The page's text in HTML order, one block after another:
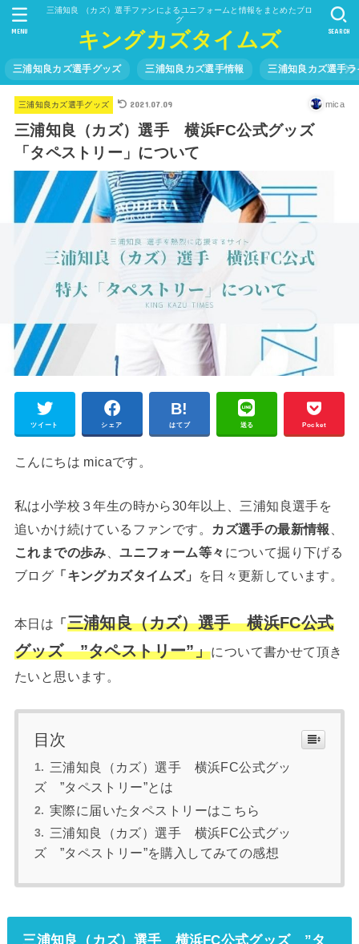
三浦知良 （カズ）選手ファンによるユニフォームと情報をまとめたブロ
グ
キングカズタイムズ
三浦知良カズ選手グッズ 三浦知良カズ選手情報 三浦知良カズ選手
SEARCH
MENU
三浦知良カズ選手グッズ 2021.07.09 mica
三浦知良（カズ）選手 横浜FC公式グッズ
「タペストリー」について
ツイート シェア はてブ 送る Pocket
こんにちは micaです。
私は小学校３年生の時から30年以上、三浦知良選手を
追いかけ続けているファンです。
カズ選手の最新情報
これまでの歩み 、ユニフォーム等々 について掘り下げる
ブログ 「キングカズタイムズ」 を日々更新しています。
本日は 「三浦知良（カズ）選手 横浜FC公式
グッズ ”タペストリー”」について書かせて頂き
たいと思います。
目次
三浦知良（カズ）選手 横浜FC公式グッ
ズ ”タペストリー”とは
実際に届いたタペストリーはこちら
三浦知良（カズ）選手 横浜FC公式グッ
ズ ”タペストリー”を購入してみての感想
三浦知良（カズ）選手 横浜FC公式グッズ ”タ